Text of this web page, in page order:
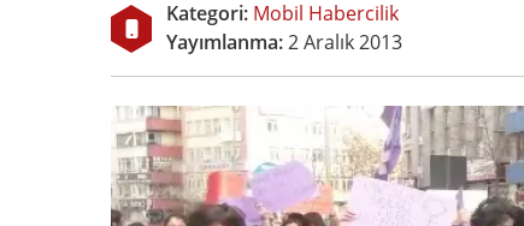
Kategori: Mobil Habercilik
Yayımlanma:2 Aralık 2013